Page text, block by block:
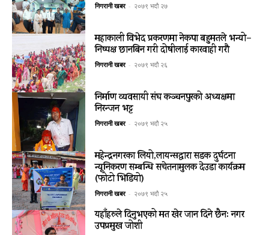
निगरानी खबर - २०७९ भदौ २७
महाकाली विभेद प्रकरणमा नेकपा बहुमतले भन्यो–
निष्पक्ष छानबिन गरी दोषीलाई कारवाही गरौ
निगरानी खबर - २०७९ भदौ २६
निर्माण व्यवसायी संघ कञ्चनपुरको अध्यक्षमा
निरन्जन भट्ट
निगरानी खबर - २०७९ भदौ २५
महेन्द्रनगरका लियो,लायन्सद्धारा सडक दुर्घटना
न्यूनिकरण सम्बन्धि सचेतनामुलक देउडा कार्यक्रम
(फोटो भिडियो)
निगरानी खबर - २०७९ भदौ २५
यहाँहरुले दिनुभएको मत खेर जान दिने छैन: नगर
उपप्रमुख जोशी